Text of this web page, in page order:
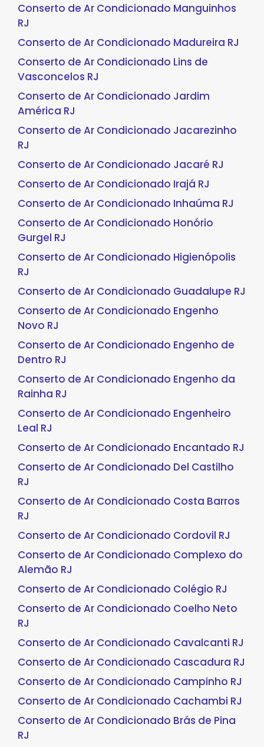
Conserto de Ar Condicionado Manguinhos
RJ
Conserto de Ar Condicionado Madureira RJ
Conserto de Ar Condicionado Lins de
Vasconcelos RJ
Conserto de Ar Condicionado Jardim
América RJ
Conserto de Ar Condicionado Jacarezinho
RJ
Conserto de Ar Condicionado Jacaré RJ
Conserto de Ar Condicionado Irajá RJ
Conserto de Ar Condicionado Inhaúma RJ
Conserto de Ar Condicionado Honório
Gurgel RJ
Conserto de Ar Condicionado Higienópolis
RJ
Conserto de Ar Condicionado Guadalupe RJ
Conserto de Ar Condicionado Engenho
Novo RJ
Conserto de Ar Condicionado Engenho de
Dentro RJ
Conserto de Ar Condicionado Engenho da
Rainha RJ
Conserto de Ar Condicionado Engenheiro
Leal RJ
Conserto de Ar Condicionado Encantado RJ
Conserto de Ar Condicionado Del Castilho
RJ
Conserto de Ar Condicionado Costa Barros
RJ
Conserto de Ar Condicionado Cordovil RJ
Conserto de Ar Condicionado Complexo do
Alemão RJ
Conserto de Ar Condicionado Colégio RJ
Conserto de Ar Condicionado Coelho Neto
RJ
Conserto de Ar Condicionado Cavalcanti RJ
Conserto de Ar Condicionado Cascadura RJ
Conserto de Ar Condicionado Campinho RJ
Conserto de Ar Condicionado Cachambi RJ
Conserto de Ar Condicionado Brás de Pina
RJ